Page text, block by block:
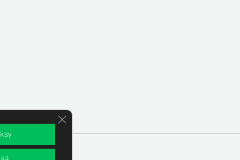
Sulje evästebanneri